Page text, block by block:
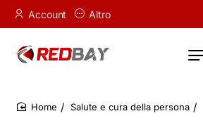
Account Altro
Salute e cura della persona